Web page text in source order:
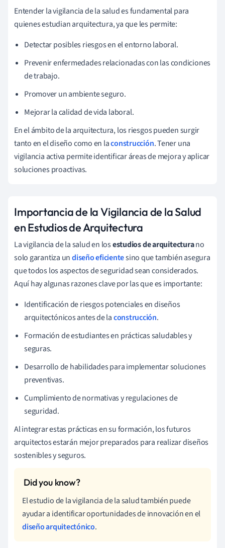
Entender la vigilancia de la salud es fundamental para
quienes estudian arquitectura, ya que les permite:
Detectar posibles riesgos en el entorno laboral.
Prevenir enfermedades relacionadas con las condiciones
de trabajo.
Promover un ambiente seguro.
Mejorar la calidad de vida laboral.
En el ámbito de la arquitectura, los riesgos pueden surgir
tanto en el diseño como en laconstrucción. Tener una
vigilancia activa permite identificar áreas de mejora y aplicar
soluciones proactivas.
Importancia de la Vigilancia de la Salud
en Estudios de Arquitectura
La vigilancia de la salud en losestudios de arquitecturano
solo garantiza undiseño eficientesino que también asegura
que todos los aspectos de seguridad sean considerados.
Aquí hay algunas razones clave por las que es importante:
Identificación de riesgos potenciales en diseños
arquitectónicos antes de laconstrucción.
Formación de estudiantes en prácticas saludables y
seguras.
Desarrollo de habilidades para implementar soluciones
preventivas.
Cumplimiento de normativas y regulaciones de
seguridad.
Al integrar estas prácticas en su formación, los futuros
arquitectos estarán mejor preparados para realizar diseños
sostenibles y seguros.
El estudio de la vigilancia de la salud también puede
ayudar a identificar oportunidades de innovación en el
diseño arquitectónico.